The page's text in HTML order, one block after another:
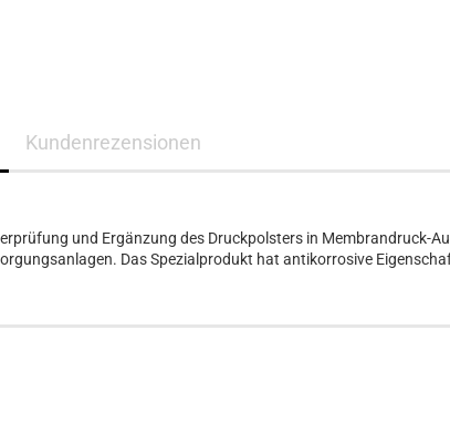
Kundenrezensionen
und Ergänzung des Druckpolsters in Membrandruck-
Das Spezialprodukt hat antikorrosive